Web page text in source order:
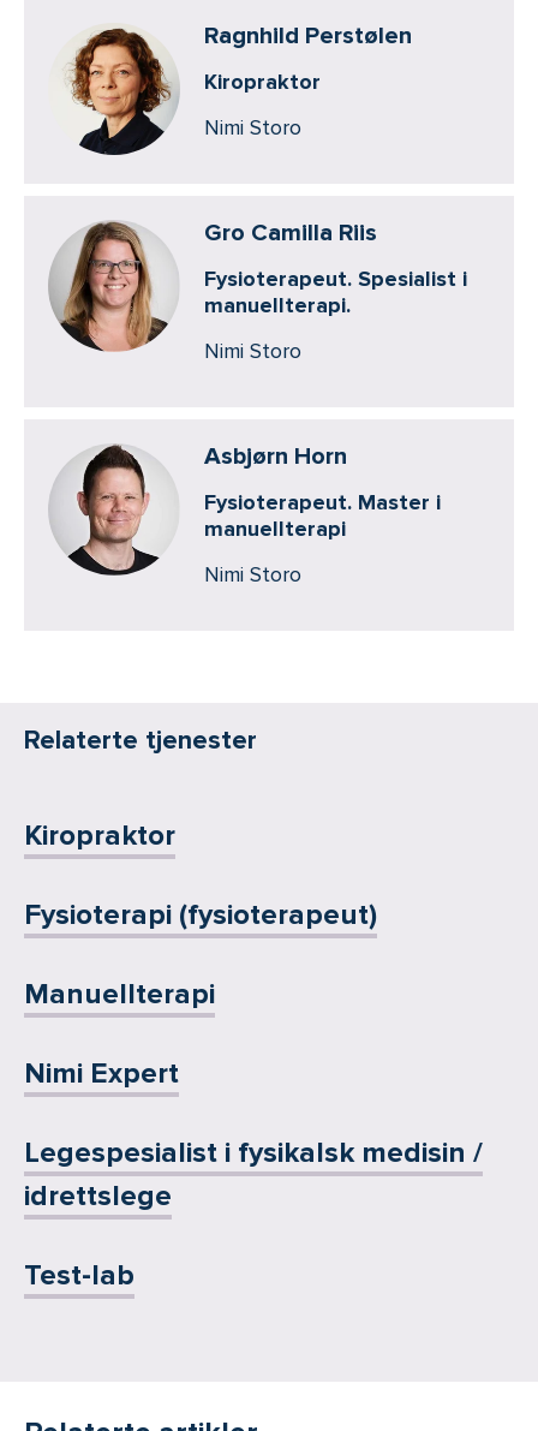
Ragnhild Perstølen
Kiropraktor
Nimi Storo
Gro Camilla Riis
Fysioterapeut. Spesialist i
manuellterapi.
Nimi Storo
Asbjørn Horn
Fysioterapeut. Master i
manuellterapi
Nimi Storo
Relaterte tjenester
Kiropraktor
Fysioterapi (fysioterapeut)
Manuellterapi
Nimi Expert
Legespesialist i fysikalsk medisin /
idrettslege
Test-lab